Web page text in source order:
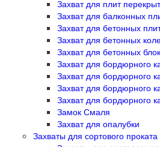
Захват для плит
Захват для балконных
Захват для бетонных
Захват для бетонных
Захват для бетонных
Захват для бордюрного
Захват для бордюрного
Захват для бордюрного
Захват для бордюрного
Замок Смаля
Захват для опалубки
Захваты для сортового